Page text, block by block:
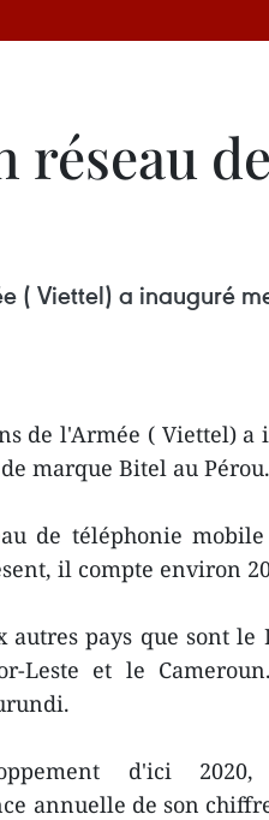
réseau
( Viettel) a inauguré
de l'Armée ( Viettel)
marque Bitel au Pérou.
de téléphonie
il compte environ
pays que sont le
Leste et le
d'ici
annuelle de son